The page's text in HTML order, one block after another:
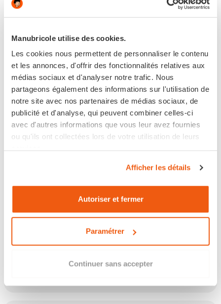
Manubricole utilise des cookies.
Les cookies nous permettent de personnaliser le contenu
et les annonces, d'offrir des fonctionnalités relatives aux
médias sociaux et d'analyser notre trafic. Nous
partageons également des informations sur l'utilisation de
notre site avec nos partenaires de médias sociaux, de
publicité et d'analyse, qui peuvent combiner celles-ci
avec d'autres informations que vous leur avez fournies
ou qu'ils ont collectées lors de votre utilisation de leurs
Afficher les détails
Autoriser et fermer
Paramétrer
Continuer sans accepter
Paiement 100% sécurisé
Ce produit n'est plus disponible
PRÉVENEZ-MOI LORSQUE LE PRODUIT EST
Les points clés